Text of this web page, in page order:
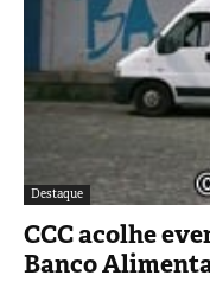
Destaque
CCC acolhe
Banco